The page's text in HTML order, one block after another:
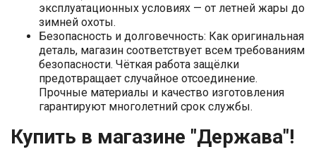
эксплуатационных условиях — от летней жары до
зимней охоты.
Безопасность и долговечность: Как оригинальная
деталь, магазин соответствует всем требованиям
безопасности. Чёткая работа защёлки
предотвращает случайное отсоединение.
Прочные материалы и качество изготовления
гарантируют многолетний срок службы.
Купить в магазине "Держава"!